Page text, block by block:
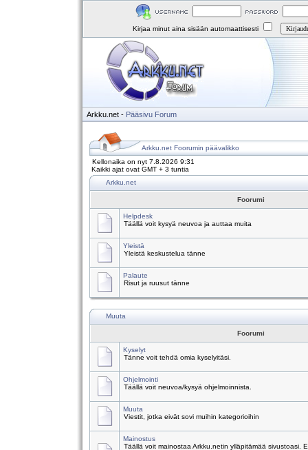
Kirjaa minut aina sisään automaattisesti
Arkku.net - Pääsivu Forum
Arkku.net Foorumin päävalikko
Kellonaika on nyt 7.8.2026 9:31
Kaikki ajat ovat GMT + 3 tuntia
Arkku.net
Foorumi
Helpdesk
Täällä voit kysyä neuvoa ja auttaa muita
Yleistä
Yleistä keskustelua tänne
Palaute
Risut ja ruusut tänne
Muuta
Foorumi
Kyselyt
Tänne voit tehdä omia kyselyitäsi.
Ohjelmointi
Täällä voit neuvoa/kysyä ohjelmoinnista.
Muuta
Viestit, jotka eivät sovi muihin kategorioihin
Mainostus
Täällä voit mainostaa Arkku.netin ylläpitämää sivustoasi.